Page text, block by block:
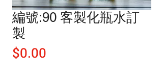
編號:90 客製化瓶水訂
製
$0.00